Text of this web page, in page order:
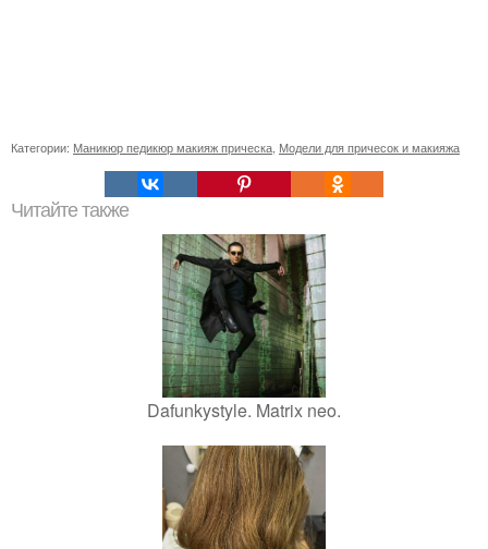
Категории: Маникюр педикюр макияж прическа Модели для причесок и макияжа
Читайте также
Dafunkystyle. Matrix neo.